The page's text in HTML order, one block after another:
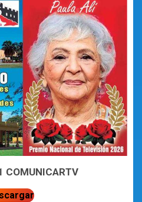
COMUNICARTV